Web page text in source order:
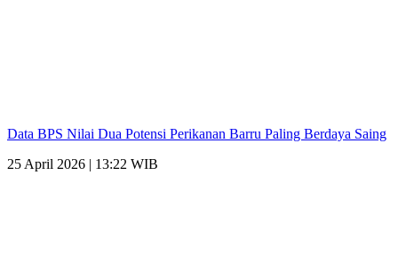
Data BPS Nilai Dua Potensi Perikanan Barru Paling Berdaya Saing
25 April 2026 | 13:22 WIB